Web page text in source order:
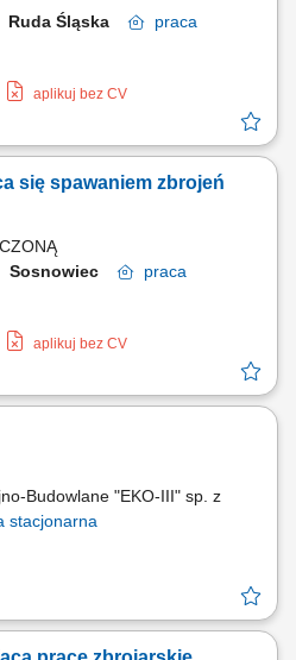
Ruda Śląska
praca
aplikuj bez CV
się spawaniem zbrojeń
Sosnowiec
praca
aplikuj bez CV
Budowlane "EKO-III" sp. z
stacjonarna